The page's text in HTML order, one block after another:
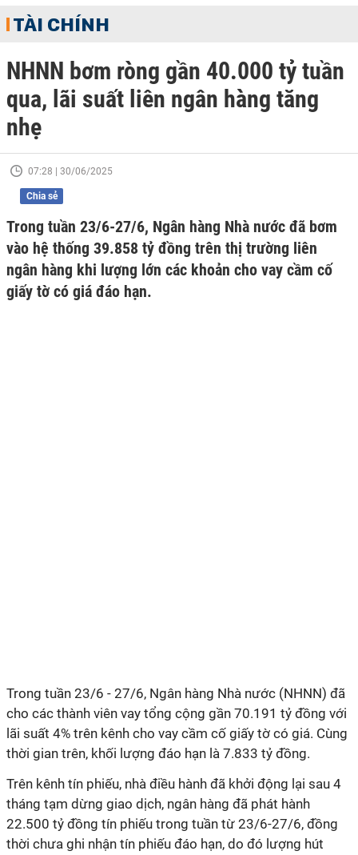
TÀI CHÍNH
NHNN bơm ròng gần 40.000 tỷ tuần
qua, lãi suất liên ngân hàng tăng
nhẹ
07:28 | 30/06/2025
Chia sẻ
Trong tuần 23/6-27/6, Ngân hàng Nhà nước đã bơm
vào hệ thống 39.858 tỷ đồng trên thị trường liên
ngân hàng khi lượng lớn các khoản cho vay cầm cố
giấy tờ có giá đáo hạn.
Trong tuần 23/6 - 27/6, Ngân hàng Nhà nước (NHNN) đã
cho các thành viên vay tổng cộng gần 70.191 tỷ đồng với
lãi suất 4% trên kênh cho vay cầm cố giấy tờ có giá. Cùng
thời gian trên, khối lượng đáo hạn là 7.833 tỷ đồng.
Trên kênh tín phiếu, nhà điều hành đã khởi động lại sau 4
tháng tạm dừng giao dịch, ngân hàng đã phát hành
22.500 tỷ đồng tín phiếu trong tuần từ 23/6-27/6, đồng
thời chưa ghi nhận tín phiếu đáo hạn, do đó lượng hút